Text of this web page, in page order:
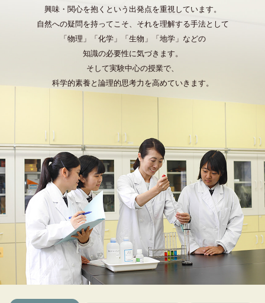
興味・関心を抱くという出発点を重視しています。
自然への疑問を持ってこそ、それを理解する手法として
「物理」「化学」「生物」「地学」などの
知識の必要性に気づきます。
そして実験中心の授業で、
科学的素養と論理的思考力を高めていきます。